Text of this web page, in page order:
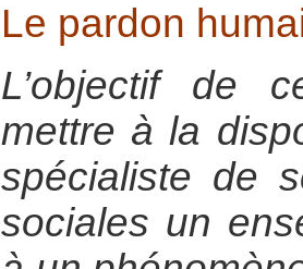
Le pardon
L’objectif de
mettre à la
spécialiste de
sociales un